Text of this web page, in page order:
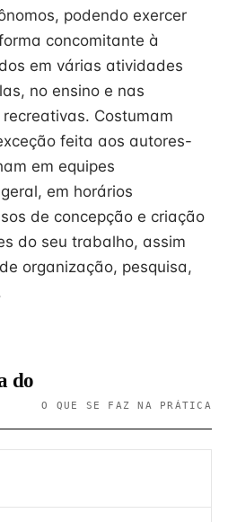
podendo exercer
concomitante à
em várias atividades
no ensino e nas
Costumam
feita aos autores-
em equipes
em horários
de concepção e criação
do seu trabalho, assim
organização, pesquisa,
do
O QUE SE FAZ NA PRÁTICA